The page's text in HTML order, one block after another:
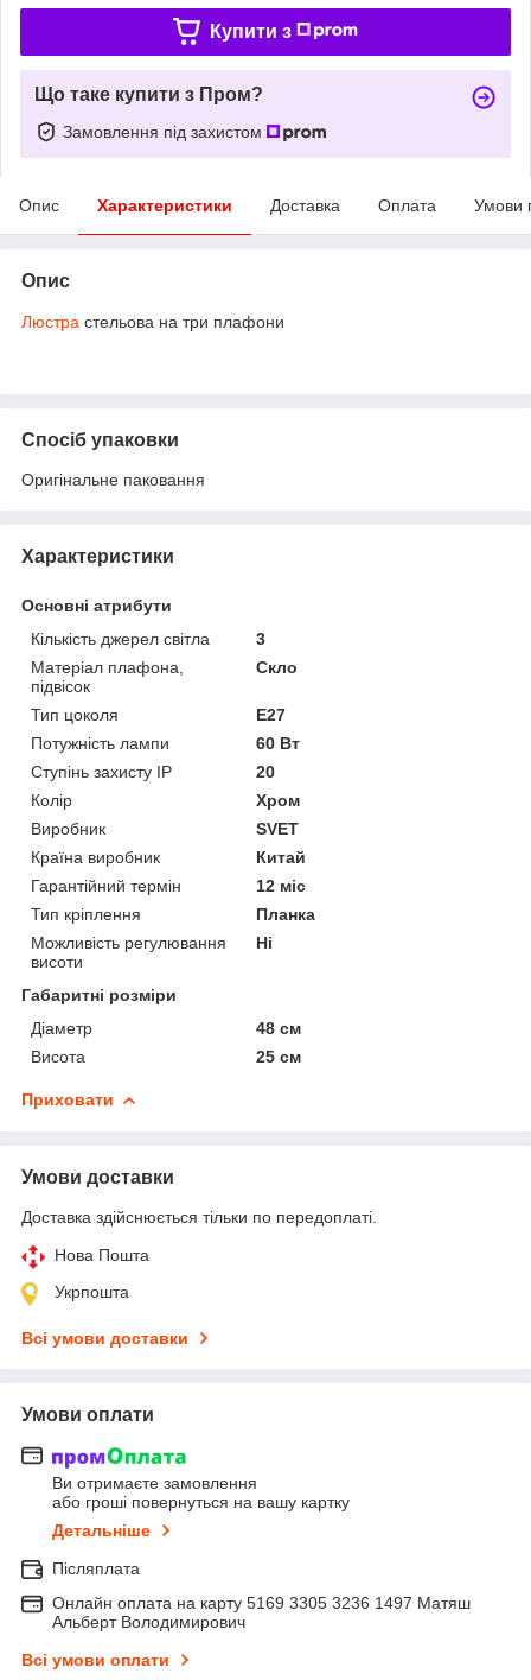
Купити з
Що таке купити з Пром?
Замовлення під захистом
Опис Характеристики Доставка Оплата Умови
Опис
Люстра стельова на три плафони
Спосіб упаковки
Оригінальне паковання
Характеристики
Основні атрибути
Кількість джерел світла
3
Матеріал плафона,
підвісок
Скло
Тип цоколя
E27
Потужність лампи
60 Вт
Ступінь захисту IP
20
Колір
Хром
Виробник
SVET
Країна виробник
Китай
Гарантійний термін
12 міс
Тип кріплення
Планка
Можливість регулювання
висоти
Ні
Габаритні розміри
Діаметр
48 см
Висота
25 см
Приховати
Умови доставки
Доставка здійснюється тільки по передоплаті.
Нова Пошта
Укрпошта
Всі умови доставки
Умови оплати
Ви отримаєте замовлення
або гроші повернуться на вашу картку
Детальніше
Післяплата
Онлайн оплата на карту 5169 3305 3236 1497 Матяш
Альберт Володимирович
Всі умови оплати